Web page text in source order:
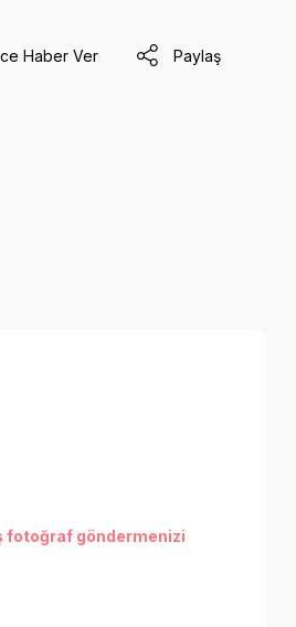
Haber Ver Paylaş
fotoğraf göndermenizi